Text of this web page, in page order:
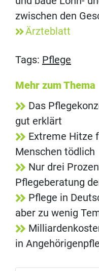
zwischen den
Ärzteblatt
Tags: Pflege
Mehr zum Thema
Das
gut erklärt
Extreme Hitze
Menschen tödlich
Nur drei
Pflegeberatung
Pflege in
aber zu wenig
in